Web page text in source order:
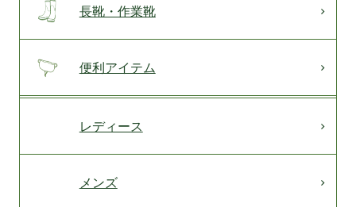
長靴・作業靴
便利アイテム
レディース
メンズ